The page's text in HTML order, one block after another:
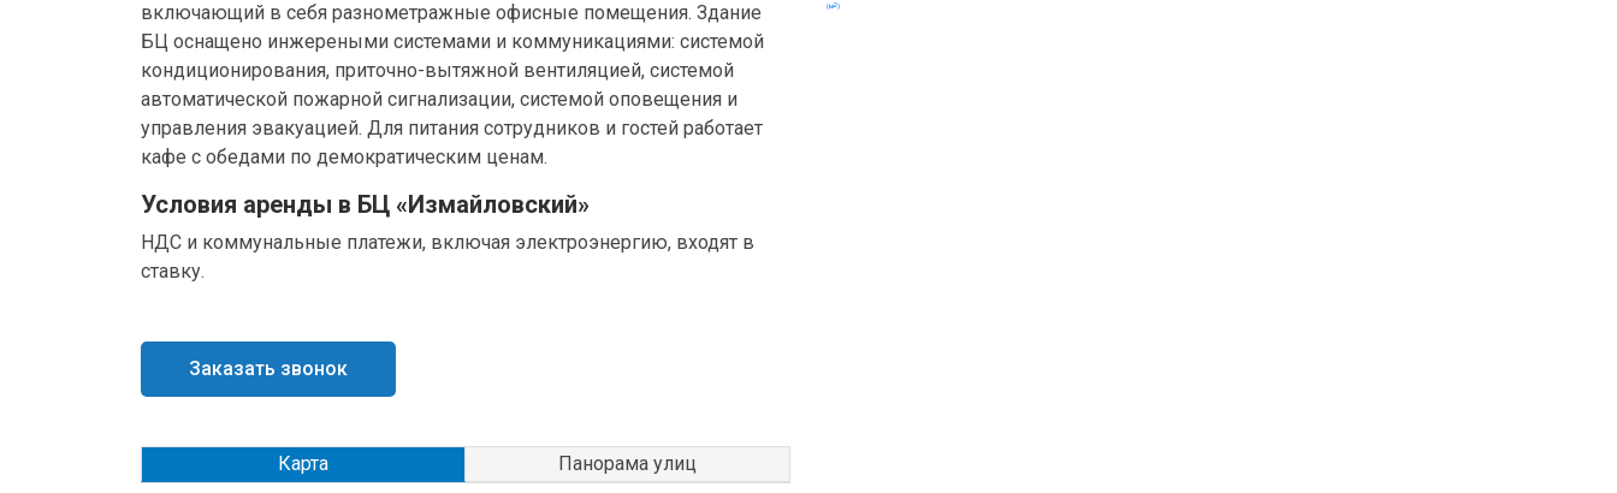
включающий в себя разнометражные офисные помещения. Здание
БЦ оснащено инжереными системами и коммуникациями: системой
кондиционирования, приточно-вытяжной вентиляцией, системой
автоматической пожарной сигнализации, системой оповещения и
управления эвакуацией. Для питания сотрудников и гостей работает
кафе с обедами по демократическим ценам.
Условия аренды в БЦ «Измайловский»
НДС и коммунальные платежи, включая электроэнергию, входят в
ставку.
Заказать звонок
Карта Панорама улиц